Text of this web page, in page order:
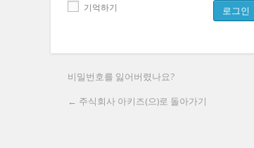
기억하기
비밀번호를 잃어버렸나요?
← 주식회사 아키즈(으)로 돌아가기